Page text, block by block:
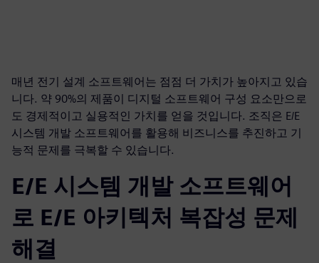
매년 전기 설계 소프트웨어는 점점 더 가치가 높아지고 있습
니다. 약 90%의 제품이 디지털 소프트웨어 구성 요소만으로
도 경제적이고 실용적인 가치를 얻을 것입니다. 조직은 E/E
시스템 개발 소프트웨어를 활용해 비즈니스를 추진하고 기
능적 문제를 극복할 수 있습니다.
E/E 시스템 개발 소프트웨어
로 E/E 아키텍처 복잡성 문제
해결